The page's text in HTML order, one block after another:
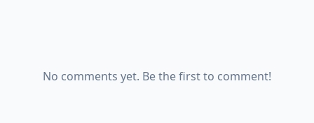
No comments yet. Be the first to comment!